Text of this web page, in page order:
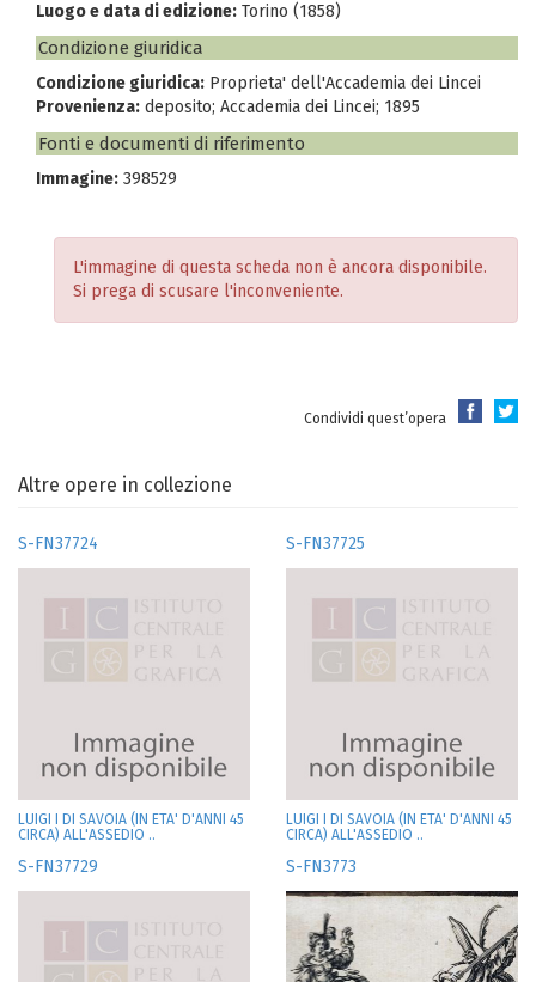
Luogo e data di edizione: Torino (1858)
Condizione giuridica
Condizione giuridica: Proprieta' dell'Accademia dei Lincei
Provenienza: deposito; Accademia dei Lincei; 1895
Fonti e documenti di riferimento
Immagine: 398529
L'immagine di questa scheda non è ancora disponibile.
Si prega di scusare l'inconveniente.
Condividi quest’opera
Altre opere in collezione
S-FN37724
LUIGI I DI SAVOIA (IN ETA' D'ANNI 45
CIRCA) ALL'ASSEDIO ..
S-FN37725
LUIGI I DI SAVOIA (IN ETA' D'ANNI 45
CIRCA) ALL'ASSEDIO ..
S-FN37729 S-FN3773